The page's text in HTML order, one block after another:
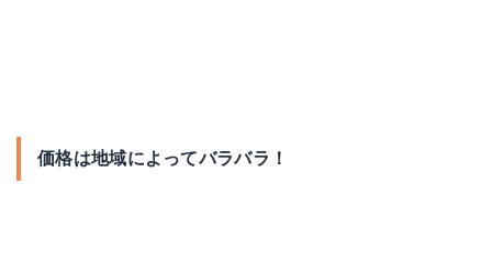
価格は地域によってバラバラ！